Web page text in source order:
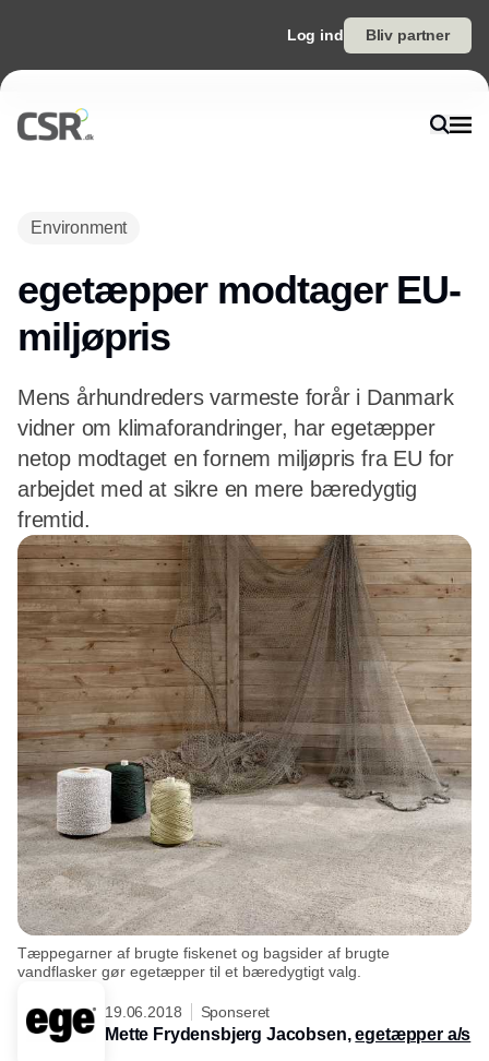
Log ind Bliv partner
Environment
egetæpper modtager EU-
miljøpris
Mens århundreders varmeste forår i Danmark
vidner om klimaforandringer, har egetæpper
netop modtaget en fornem miljøpris fra EU for
arbejdet med at sikre en mere bæredygtig
fremtid.
Tæppegarner af brugte fiskenet og bagsider af brugte
vandflasker gør egetæpper til et bæredygtigt valg.
19.06.2018 Sponseret
Mette Frydensbjerg Jacobsen,egetæpper a/s